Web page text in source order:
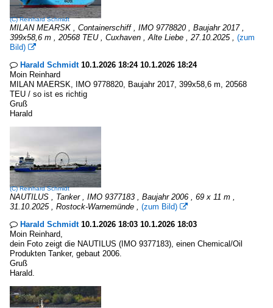
(C)Reinhard Schmidt
MILAN MEARSK , Containerschiff , IMO 9778820 , Baujahr 2017 ,
399x58,6 m , 20568 TEU , Cuxhaven , Alte Liebe , 27.10.2025 , (zum
Bild) 
 Harald Schmidt10.1.2026 18:24 10.1.2026 18:24
Moin Reinhard
MILAN MAERSK, IMO 9778820, Baujahr 2017, 399x58,6 m, 20568
TEU / so ist es richtig
Gruß
Harald
(C)Reinhard Schmidt
NAUTILUS , Tanker , IMO 9377183 , Baujahr 2006 , 69 x 11 m ,
31.10.2025 , Rostock-Warnemünde , (zum Bild) 
 Harald Schmidt10.1.2026 18:03 10.1.2026 18:03
Moin Reinhard,
dein Foto zeigt die NAUTILUS (IMO 9377183), einen Chemical/Oil
Produkten Tanker, gebaut 2006.
Gruß
Harald.